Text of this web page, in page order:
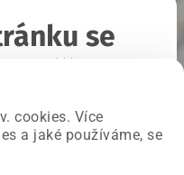
cookies. Více
a jaké používáme, se
se
a už ji opravujeme.
stránku.